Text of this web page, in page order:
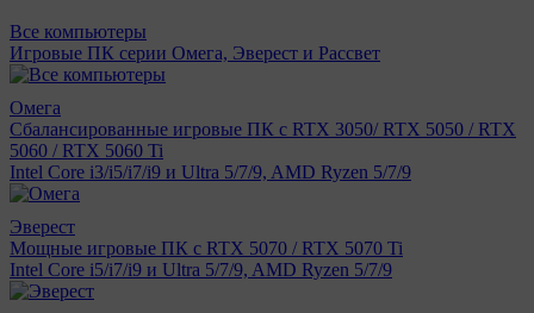
Все компьютеры
Игровые ПК серии Омега, Эверест и Рассвет
Омега
Сбалансированные игровые ПК с RTX 3050/ RTX 5050 / RTX
5060 / RTX 5060 Ti
Intel Core i3/i5/i7/i9 и Ultra 5/7/9, AMD Ryzen 5/7/9
Эверест
Мощные игровые ПК с RTX 5070 / RTX 5070 Ti
Intel Core i5/i7/i9 и Ultra 5/7/9, AMD Ryzen 5/7/9